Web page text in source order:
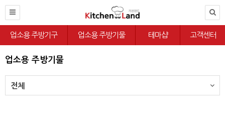
업소용 주방기구 업소용 주방기물 테마샵 고객센터
업소용 주방기물
전체